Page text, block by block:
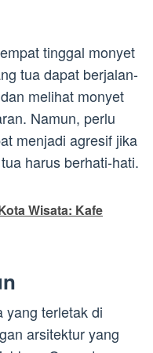
tinggal monyet
tua dapat berjalan-
melihat monyet
Namun, perlu
menjadi agresif jika
harus berhati-hati.
Wisata: Kafe
yang terletak di
arsitektur yang